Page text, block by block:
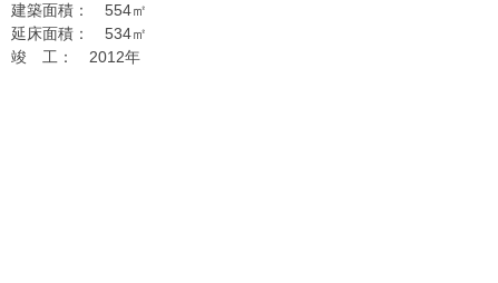
建築面積： 554㎡
延床面積： 534㎡
竣 工： 2012年